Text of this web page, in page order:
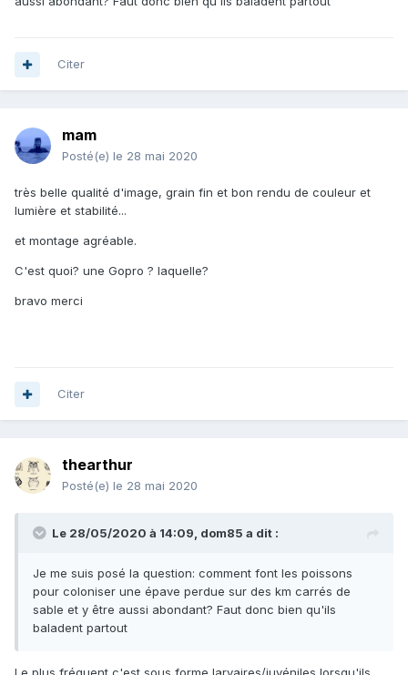
Citer
mam
Posté(e) le 28 mai 2020
très belle qualité d'image, grain fin et bon rendu de couleur et
lumière et stabilité...
et montage agréable.
C'est quoi? une Gopro ? laquelle?
bravo merci
Citer
thearthur
Posté(e) le 28 mai 2020
Le 28/05/2020 à 14:09, dom85 a dit :
Je me suis posé la question: comment font les poissons
pour coloniser une épave perdue sur des km carrés de
sable et y être aussi abondant? Faut donc bien qu'ils
baladent partout